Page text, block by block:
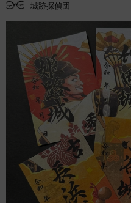
城跡探偵団